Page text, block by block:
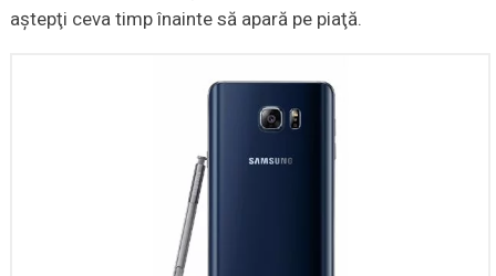
aştepţi ceva timp înainte să apară pe piaţă.